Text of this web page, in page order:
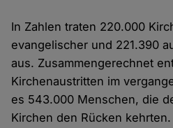
In Zahlen traten 220.000
evangelischer und 221.390
aus. Zusammengerechnet
Kirchenaustritten im
es 543.000 Menschen, die
Kirchen den Rücken kehrten.